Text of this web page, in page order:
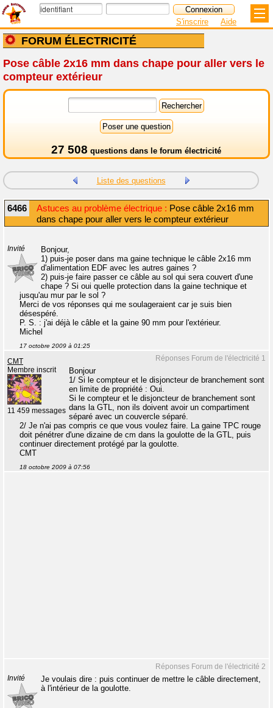
FORUM ÉLECTRICITÉ
S'inscrire Aide
Pose câble 2x16 mm dans chape pour aller vers le
compteur extérieur
27 508 questions dans le forum électricité
Liste des questions
6466 Astuces au problème électrique : Pose câble 2x16 mm
dans chape pour aller vers le compteur extérieur
Invité
Bonjour,
1) puis-je poser dans ma gaine technique le câble 2x16 mm
d'alimentation EDF avec les autres gaines ?
2) puis-je faire passer ce câble au sol qui sera couvert d'une
chape ? Si oui quelle protection dans la gaine technique et
jusqu'au mur par le sol ?
Merci de vos réponses qui me soulageraient car je suis bien
désespéré.
P. S. : j'ai déjà le câble et la gaine 90 mm pour l'extérieur.
Michel
17 octobre 2009 à 01:25
Réponses Forum de l'électricité 1
CMT
Membre inscrit
11 459 messages
Bonjour
1/ Si le compteur et le disjoncteur de branchement sont
en limite de propriété : Oui.
Si le compteur et le disjoncteur de branchement sont
dans la GTL, non ils doivent avoir un compartiment
séparé avec un couvercle séparé.
2/ Je n'ai pas compris ce que vous voulez faire. La gaine TPC rouge
doit pénétrer d'une dizaine de cm dans la goulotte de la GTL, puis
continuer directement protégé par la goulotte.
CMT
18 octobre 2009 à 07:56
Réponses Forum de l'électricité 2
Invité
Je voulais dire : puis continuer de mettre le câble directement,
à l'intérieur de la goulotte.